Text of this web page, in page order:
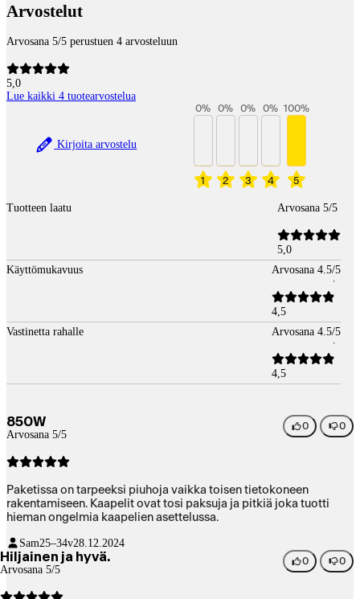
Arvostelut
Arvosana 5/5 perustuen 4 arvosteluun
5,0
Lue kaikki 4 tuotearvostelua
Kirjoita arvostelu
1
0%
2
0%
3
0%
4
0%
5
100%
Tuotteen laatu Arvosana 5/5
5,0
Käyttömukavuus
Arvosana 4.5/5
4,5
Vastinetta rahalle
Arvosana 4.5/5
4,5
850W
Arvosana 5/5
0 0
Paketissa on tarpeeksi piuhoja vaikka toisen tietokoneen
rakentamiseen. Kaapelit ovat tosi paksuja ja pitkiä joka tuotti
hieman ongelmia kaapelien asettelussa.
Sam25–34v28.12.2024
Hiljainen ja hyvä.
Arvosana 5/5
0 0